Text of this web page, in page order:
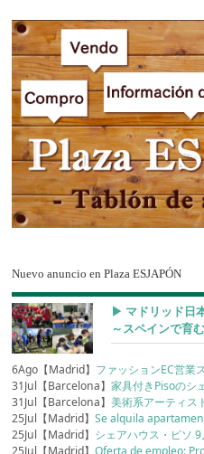
Nuevo anuncio en Plaza ESJAPÓN
▶︎ マドリッド日
～スペインで育
6Ago【Madrid】 ファッションEC営業
31Jul【Barcelona】家具付きPisoのシ
31Jul【Barcelona】美術系アーティス
25Jul【Madrid】Se alquila
25Jul【Madrid】 シェアハウス・ピソ
25Jul【Madrid】Oferta de empleo: